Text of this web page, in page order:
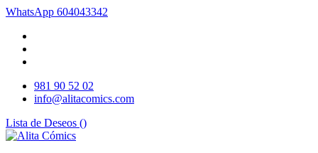
WhatsApp 604043342
981 90 52 02
info@alitacomics.com
Lista de Deseos ()